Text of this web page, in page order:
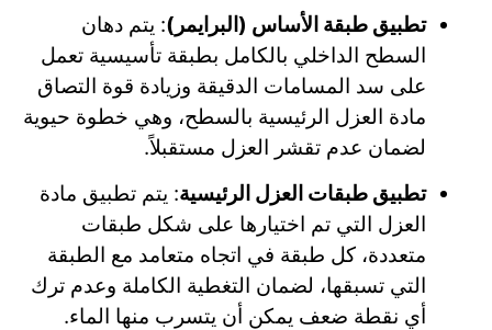
تطبيق طبقة الأساس (البرايمر): يتم دهان
السطح الداخلي بالكامل بطبقة تأسيسية تعمل
على سد المسامات الدقيقة وزيادة قوة التصاق
مادة العزل الرئيسية بالسطح، وهي خطوة حيوية
لضمان عدم تقشر العزل مستقبلاً.
تطبيق طبقات العزل الرئيسية: يتم تطبيق مادة
العزل التي تم اختيارها على شكل طبقات
متعددة، كل طبقة في اتجاه متعامد مع الطبقة
التي تسبقها، لضمان التغطية الكاملة وعدم ترك
أي نقطة ضعف يمكن أن يتسرب منها الماء.